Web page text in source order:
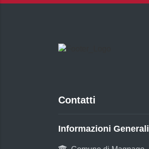
Contatti
Informazioni Generali